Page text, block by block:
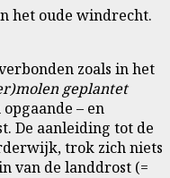
het oude windrecht.
zoals in het
geplantet
– en
De aanleiding tot de
trok zich niets
van de landdrost (=